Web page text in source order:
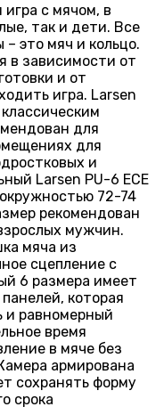
с мячом, в
так и дети. Все
это мяч и кольцо.
в зависимости от
и от
игра. Larsen
для
для
и
Larsen PU-6 ECE
72-74
рекомендован
мужчин.
мяча из
сцепление с
6 размера имеет
которая
и равномерный
время
в мяче без
армирована
сохранять форму
срока